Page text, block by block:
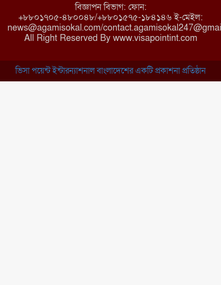
রাজবাড়ী: বালিয়াকান্দিতে কিশোরীর
ঝুলন্ত মরদেহ উদ্ধার
বিজ্ঞাপন বিভাগ: ফোন:
+৮৮০১৭০৫-৪৮০০৪৮/+৮৮০১৫৭৫-১৮৪১৪৬ ই-মেইল:
news@agamisokal.com/
All Right Reserved By www.visapointint.com
ভিসা পয়েন্ট ইন্টারন্যাশনাল বাংলাদেশের একটি প্রকাশনা প্রতিষ্ঠান